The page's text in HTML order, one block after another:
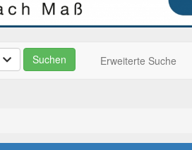
Erweiterte Suche